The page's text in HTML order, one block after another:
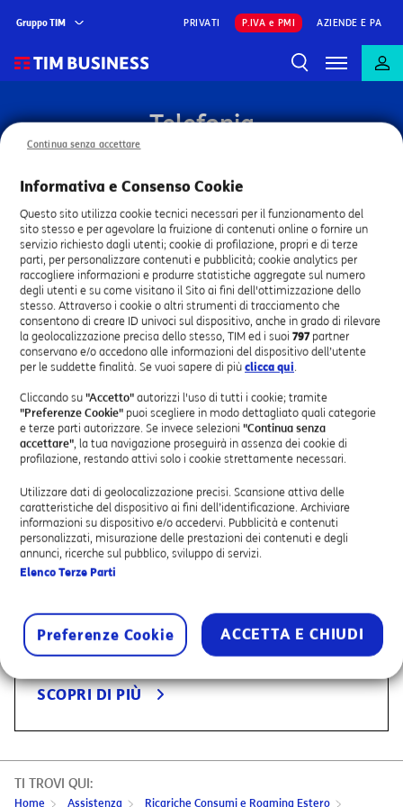
Gruppo TIM PRIVATI P.IVA e PMI AZIENDE E PA
Telefonia
fissa e mobile
Sceglia una
categoria
Listino base di Telefonia fissa
Costi per chiamate da linea fissa verso
numerazioni nazionali, internazionali o verso
Numeri ad addebito ripartito
SCOPRI DI PIÙ
Listino base di Telefonia mobile
Costi per navigazione internet e chiamate da e
verso Estero, in aereo, in nave e verso numeri
SCOPRI DI PIÙ
TI TROVI QUI:
Home Assistenza
Ricariche Consumi e Roaming Estero
Informativa e Consenso Cookie
Questo sito utilizza cookie tecnici necessari per il funzionamento del
sito stesso e per agevolare la fruizione di contenuti online o fornire un
servizio richiesto dagli utenti; cookie di profilazione, propri e di terze
parti, per personalizzare contenuti e pubblicità; cookie analytics per
raccogliere informazioni e produrre statistiche aggregate sul numero
degli utenti e su come visitano il Sito ai fini dell'ottimizzazione dello
stesso. Attraverso i cookie o altri strumenti di tracciamento che
consentono di creare ID univoci sul dispositivo, anche in grado di rilevare
la geolocalizzazione precisa dello stesso, TIM ed i suoi 797partner
conservano e/o accedono alle informazioni del dispositivo dell’utente
per le suddette finalità. Se vuoi sapere di più clicca qui.
Cliccando su "Accetto" autorizzi l'uso di tutti i cookie; tramite
"Preferenze Cookie" puoi scegliere in modo dettagliato quali categorie
e terze parti autorizzare. Se invece selezioni "Continua senza
accettare", la tua navigazione proseguirà in assenza dei cookie di
profilazione, restando attivi solo i cookie strettamente necessari.
Utilizzare dati di geolocalizzazione precisi. Scansione attiva delle
caratteristiche del dispositivo ai fini dell’identificazione. Archiviare
informazioni su dispositivo e/o accedervi. Pubblicità e contenuti
personalizzati, misurazione delle prestazioni dei contenuti e degli
annunci, ricerche sul pubblico, sviluppo di servizi.
Elenco Terze Parti
Preferenze Cookie ACCETTA E CHIUDI
Continua senza accettare